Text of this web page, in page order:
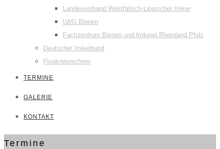
Landesverband Westfälisch-Lippischer Imker
LWG Bienen
Fachzentrum Bienen und Imkerei Rheinland Pfalz
Deutscher Imkerbund
Flugkreisrechner
TERMINE
GALERIE
KONTAKT
Termine